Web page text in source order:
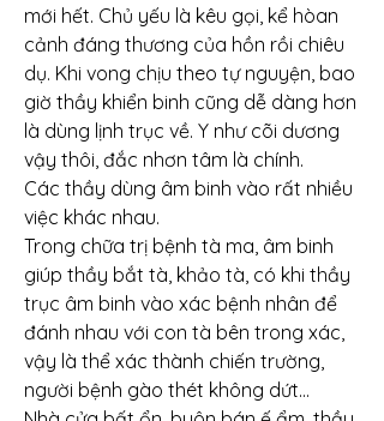
mới hết. Chủ yếu là kêu gọi, kể hòan
cảnh đáng thương của hồn rồi chiêu
dụ. Khi vong chịu theo tự nguyện, bao
giờ thầy khiển binh cũng dễ dàng hơn
là dùng lịnh trục về. Y như cõi dương
vậy thôi, đắc nhơn tâm là chính.
Các thầy dùng âm binh vào rất nhiều
việc khác nhau.
Trong chữa trị bệnh tà ma, âm binh
giúp thầy bắt tà, khảo tà, có khi thầy
trục âm binh vào xác bệnh nhân để
đánh nhau với con tà bên trong xác,
vậy là thể xác thành chiến trường,
người bệnh gào thét không dứt...